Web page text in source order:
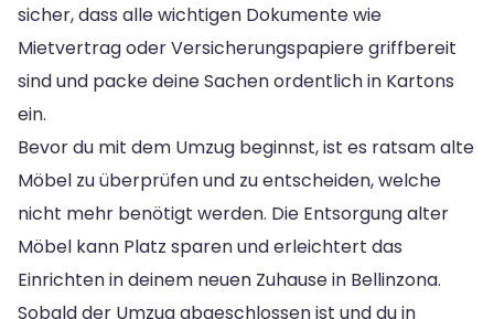
sicher, dass alle wichtigen Dokumente wie
Mietvertrag oder Versicherungspapiere griffbereit
sind und packe deine Sachen ordentlich in Kartons
ein.
Bevor du mit dem Umzug beginnst, ist es ratsam alte
Möbel zu überprüfen und zu entscheiden, welche
nicht mehr benötigt werden. Die Entsorgung alter
Möbel kann Platz sparen und erleichtert das
Einrichten in deinem neuen Zuhause in Bellinzona.
Sobald der Umzug abgeschlossen ist und du in